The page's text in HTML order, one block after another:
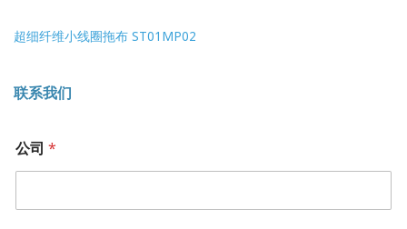
超细纤维小线圈拖布 ST01MP02
联系我们
公司 *